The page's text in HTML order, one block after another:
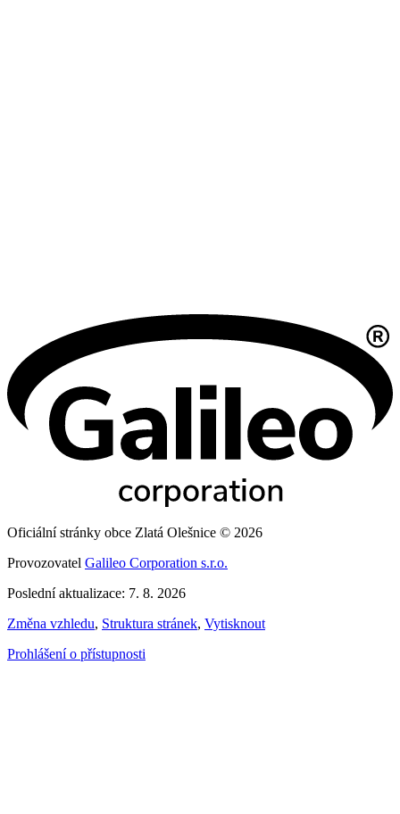
Oficiální stránky obce Zlatá Olešnice © 2026
Provozovatel Galileo Corporation s.r.o.
Poslední aktualizace: 7. 8. 2026
Změna vzhledu, Struktura stránek, Vytisknout
Prohlášení o přístupnosti